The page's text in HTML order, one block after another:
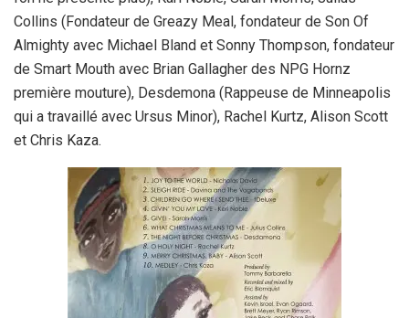
Collins (Fondateur de Greazy Meal, fondateur de Son Of
Almighty avec Michael Bland et Sonny Thompson, fondateur
de Smart Mouth avec Brian Gallagher des NPG Hornz
première mouture), Desdemona (Rappeuse de Minneapolis
qui a travaillé avec Ursus Minor), Rachel Kurtz, Alison Scott
et Chris Kaza.